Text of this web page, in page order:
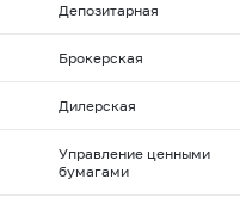
Депозитарная
Брокерская
Дилерская
Управление ценными
бумагами